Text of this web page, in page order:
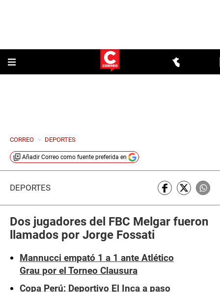
CORREO > DEPORTES
Añadir Correo como fuente preferida en
DEPORTES
Dos jugadores del FBC Melgar fueron
llamados por Jorge Fossati
Mannucci empató 1 a 1 ante Atlético
Grau por el Torneo Clausura
Copa Perú: Deportivo El Inca a paso